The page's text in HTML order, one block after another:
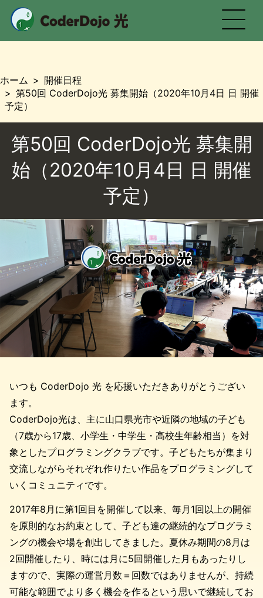
ホーム
開催日程
第50回 CoderDojo光 募集開始（2020年10月4日 日 開催
予定）
第50回 CoderDojo光 募集開
始（2020年10月4日 日 開催
予定）
いつも CoderDojo 光 を応援いただきありがとうござい
ます。
CoderDojo光は、主に山口県光市や近隣の地域の子ども
（7歳から17歳、小学生・中学生・高校生年齢相当）を対
象としたプログラミングクラブです。子どもたちが集まり
交流しながらそれぞれ作りたい作品をプログラミングして
いくコミュニティです。
2017年8月に第1回目を開催して以来、毎月1回以上の開催
を原則的なお約束として、子ども達の継続的なプログラミ
ングの機会や場を創出してきました。夏休み期間の8月は
2回開催したり、時には月に5回開催した月もあったりし
ますので、実際の運営月数＝回数ではありませんが、持続
可能な範囲でより多く機会を作るという思いで継続してお